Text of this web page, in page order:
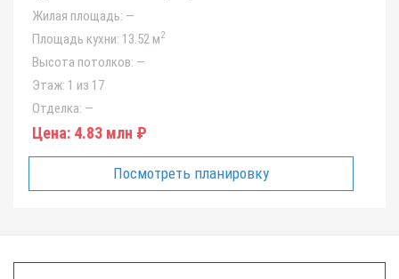
Жилая площадь: —
Площадь кухни: 13.52 м2
Высота потолков: —
Этаж: 1 из 17
Отделка: —
Цена: 4.83 млн ₽
Посмотреть планировку